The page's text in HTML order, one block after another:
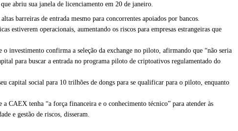
abriu sua janela de licenciamento em 20 de janeiro.
barreiras de entrada mesmo para concorrentes apoiados por bancos.
estiverem operacionais, aumentando os riscos para empresas estrangeiras que
investimento confirma a seleção da exchange no piloto, afirmando que “não seria
para buscar a entrada no programa piloto de criptoativos regulamentado do
capital social para 10 trilhões de dongs para se qualificar para o piloto, enquanto
CAEX tenha “a força financeira e o conhecimento técnico” para atender às
e gestão de riscos, disseram.